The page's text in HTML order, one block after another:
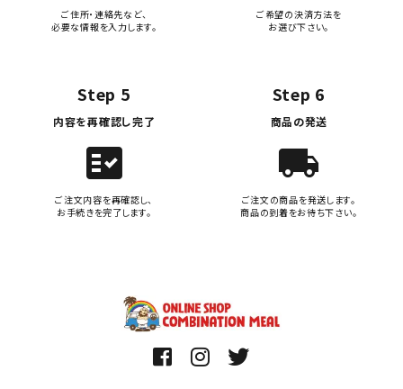
ご住所・連絡先など、
必要な情報を入力します。
ご希望の決済方法を
お選び下さい。
Step 5
内容を再確認し完了
fact_check
ご注文内容を再確認し、
お手続きを完了します。
Step 6
商品の発送
local_shipping
ご注文の商品を発送します。
商品の到着をお待ち下さい。